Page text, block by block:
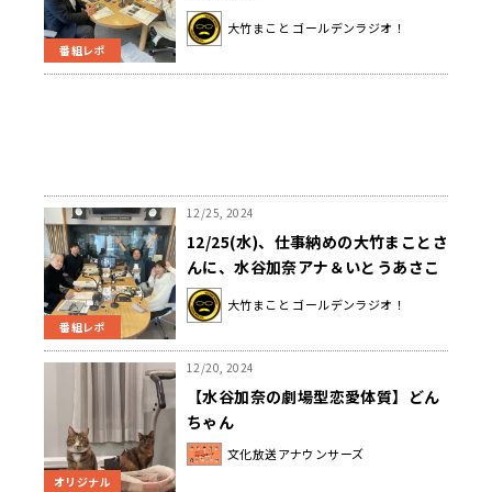
番組レポ
大竹まこと ゴールデンラジオ！
番組レポ
12/25, 2024
12/25(水)、仕事納めの大竹まことさ
んに、水谷加奈アナ＆いとうあさこ
さんが労いの言葉『よくがんばっ
た、エライ、エライ！』
大竹まこと ゴールデンラジオ！
オリジナル
12/20, 2024
【水谷加奈の劇場型恋愛体質】どん
ちゃん
文化放送アナウンサーズ